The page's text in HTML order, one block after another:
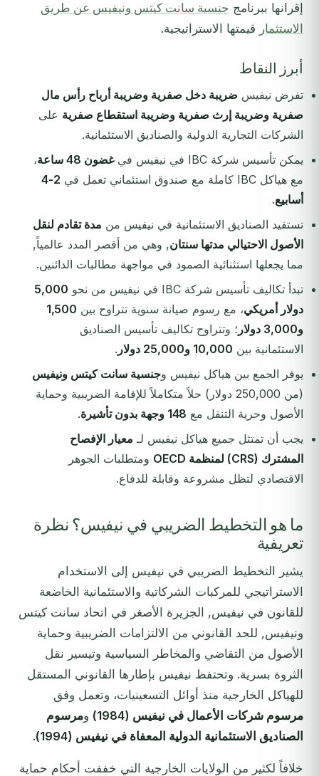
إقرانها ببرنامج جنسية سانت كيتس ونيفيس عن طريق
الاستثمار قيمتها الاستراتيجية.
أبرز النقاط
تفرض نيفيس ضريبة دخل صفرية وضريبة أرباح رأس مال
صفرية وضريبة إرث صفرية وضريبة استقطاع صفرية على
الشركات التجارية الدولية والصناديق الاستئمانية.
يمكن تأسيس شركة IBC في نيفيس في
غضون 48 ساعة
،
مع هياكل IBC كاملة مع صندوق استئماني تعمل في
2-4
أسابيع.
تستفيد الصناديق الاستئمانية في نيفيس من مدة تقادم لنقل
الأصول الاحتيالي مدتها سنتان, وهي من أقصر المدد عالمياً,
مما يجعلها استثنائية الصمود في مواجهة مطالبات الدائنين.
تبدأ تكاليف تأسيس شركة IBC في نيفيس من نحو
5,000
دولار أمريكي، مع رسوم صيانة سنوية تتراوح بين 1,500
و3,000 دولار
؛ وتتراوح تكاليف تأسيس الصناديق
الاستئمانية بين 10,000 و25,000 دولار
.
يوفر الجمع بين هياكل نيفيس وجنسية سانت كيتس ونيفيس
(من 250,000 دولار) حلاً متكاملاً للإقامة الضريبية وحماية
الأصول وحرية التنقل مع 148 وجهة بدون تأشيرة
.
يجب أن تمتثل جميع هياكل نيفيس لـ معيار الإفصاح
المشترك (CRS) لمنظمة OECD
ومتطلبات الجوهر
الاقتصادي لتظل مشروعة وقابلة للدفاع.
ما هو التخطيط الضريبي في نيفيس؟ نظرة
تعريفية
يشير التخطيط الضريبي في نيفيس إلى الاستخدام
الاستراتيجي للمركبات الشركاتية والاستئمانية الخاضعة
للقانون في نيفيس, الجزيرة الأصغر في اتحاد سانت كيتس
ونيفيس, للحد القانوني من الالتزامات الضريبية وحماية
الأصول من التقاضي والمخاطر السياسية وتيسير نقل
الثروة بسرية. وتحتفظ نيفيس بإطارها القانوني المستقل
للهياكل الخارجية منذ أوائل التسعينيات، وتعمل وفق
مرسوم شركات الأعمال في نيفيس (1984)
ومرسوم
الصناديق الاستئمانية الدولية المعفاة في نيفيس (1994)
.
خلافاً لكثير من الولايات الخارجية التي خففت أحكام حماية